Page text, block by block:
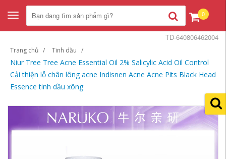
Toggle
navigation
0
Trang chủ Tinh dầu
Niur Tree Tree Acne Essential Oil 2% Salicylic Acid Oil Control
Cải thiện lỗ chân lông acne Indisnen Acne Acne Pits Black Head
Essence tinh dầu xông
TD-640806462004